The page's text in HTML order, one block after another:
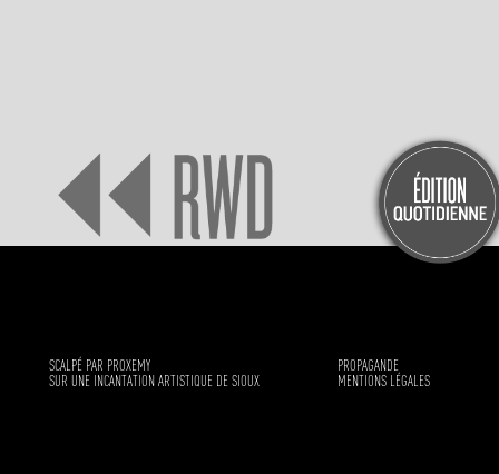
SCALPÉ PAR PROXEMY
SUR UNE INCANTATION ARTISTIQUE DE SIOUX
PROPAGANDE
MENTIONS LÉGALES